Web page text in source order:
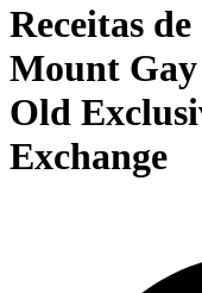
Receitas
Mount Gay
Old
Exchange